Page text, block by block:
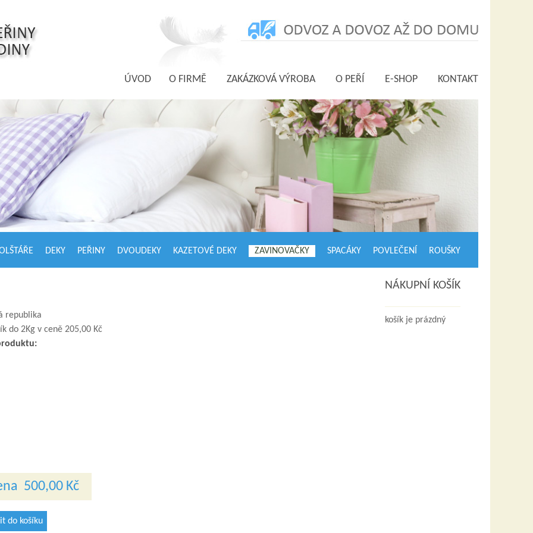
ÚVOD O FIRMĚ ZAKÁZKOVÁ VÝROBA O PEŘÍ E-SHOP KONTAKT
DEKY PEŘINY DVOUDEKY KAZETOVÉ DEKY ZAVINOVAČKY SPACÁKY POVLEČENÍ ROUŠKY
republika
do 2Kg v ceně 205,00 Kč
500,00 Kč
NÁKUPNÍ KOŠÍK
košík je prázdný